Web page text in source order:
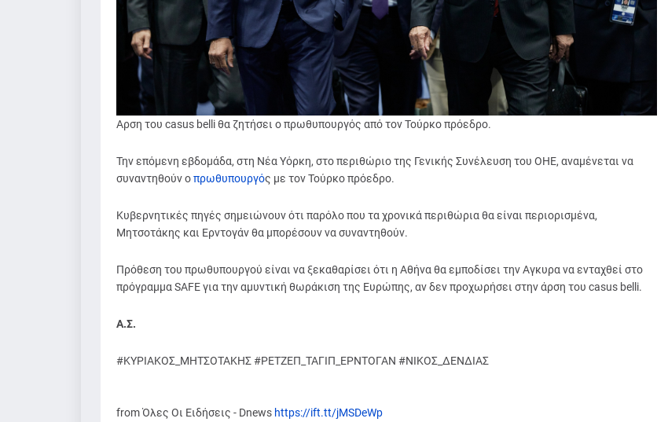
Αρση του casus belli θα ζητήσει ο πρωθυπουργός από τον Τούρκο πρόεδρο.
Την επόμενη εβδομάδα, στη Νέα Υόρκη, στο περιθώριο της Γενικής Συνέλευση του ΟΗΕ, αναμένεται να
συναντηθούν οπρωθυπουργός με τον Τούρκο πρόεδρο.
Κυβερνητικές πηγές σημειώνουν ότι παρόλο που τα χρονικά περιθώρια θα είναι περιορισμένα,
Μητσοτάκης και Ερντογάν θα μπορέσουν να συναντηθούν.
Πρόθεση του πρωθυπουργού είναι να ξεκαθαρίσει ότι η Αθήνα θα εμποδίσει την Αγκυρα να ενταχθεί στο
πρόγραμμα SAFE για την αμυντική θωράκιση της Ευρώπης, αν δεν προχωρήσει στην άρση του casus belli.
Α.Σ.
#ΚΥΡΙΑΚΟΣ_ΜΗΤΣΟΤΑΚΗΣ #ΡΕΤΖΕΠ_ΤΑΓΙΠ_ΕΡΝΤΟΓΑΝ #ΝΙΚΟΣ_ΔΕΝΔΙΑΣ
from Όλες Οι Ειδήσεις - Dnews https://ift.tt/jMSDeWp